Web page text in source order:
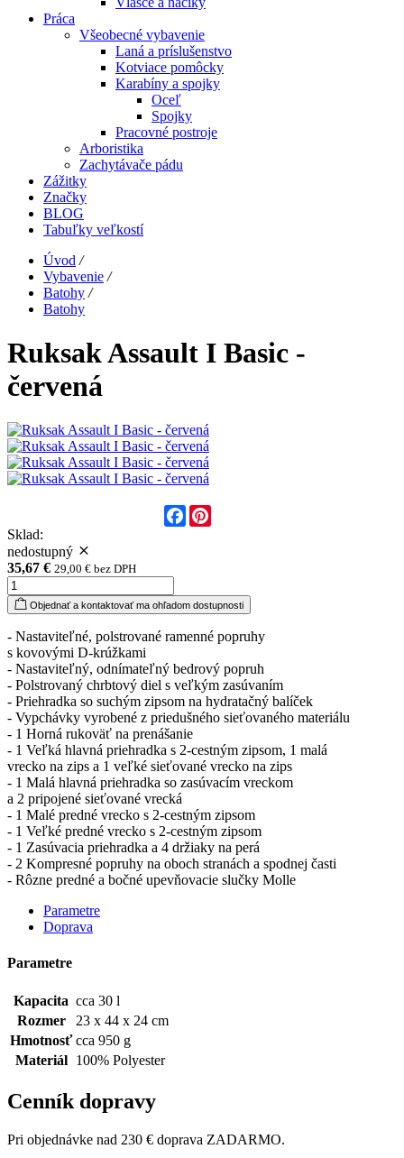
Práca
Všeobecné vybavenie
Laná a príslušenstvo
Kotviace pomôcky
Karabíny a spojky
Oceľ
Spojky
Pracovné postroje
Arboristika
Zachytávače pádu
Zážitky
Značky
BLOG
Tabuľky veľkostí
Úvod /
Vybavenie /
Batohy /
Batohy
Ruksak Assault I Basic -
červená
Facebook
Sklad:
nedostupný
35,67 € 29,00 € bez DPH
Objednať a kontaktovať ma ohľadom dostupnosti
- Nastaviteľné, polstrované ramenné popruhy
s kovovými D-krúžkami
- Nastaviteľný, odnímateľný bedrový popruh
- Polstrovaný chrbtový diel s veľkým zasúvaním
- Priehradka so suchým zipsom na hydratačný balíček
- Vypchávky vyrobené z priedušného sieťovaného materiálu
- 1 Horná rukoväť na prenášanie
- 1 Veľká hlavná priehradka s 2-cestným zipsom, 1 malá
vrecko na zips a 1 veľké sieťované vrecko na zips
- 1 Malá hlavná priehradka so zasúvacím vreckom
a 2 pripojené sieťované vrecká
- 1 Malé predné vrecko s 2-cestným zipsom
- 1 Veľké predné vrecko s 2-cestným zipsom
- 1 Zasúvacia priehradka a 4 držiaky na perá
- 2 Kompresné popruhy na oboch stranách a spodnej časti
- Rôzne predné a bočné upevňovacie slučky Molle
Parametre
Doprava
Parametre
Kapacita cca 30 l
Rozmer
23 x 44 x 24 cm
Hmotnosť cca 950 g
Materiál
100% Polyester
Cenník dopravy
Pri objednávke nad 230 € doprava ZADARMO.